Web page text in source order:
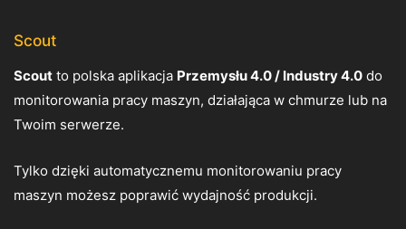
Scout
Scout to polska aplikacja Przemysłu 4.0 / Industry 4.0 do
monitorowania pracy maszyn, działająca w chmurze lub na
Twoim serwerze.
Tylko dzięki automatycznemu monitorowaniu pracy
maszyn możesz poprawić wydajność produkcji.